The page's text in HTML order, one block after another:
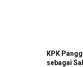
KPK
sebagai